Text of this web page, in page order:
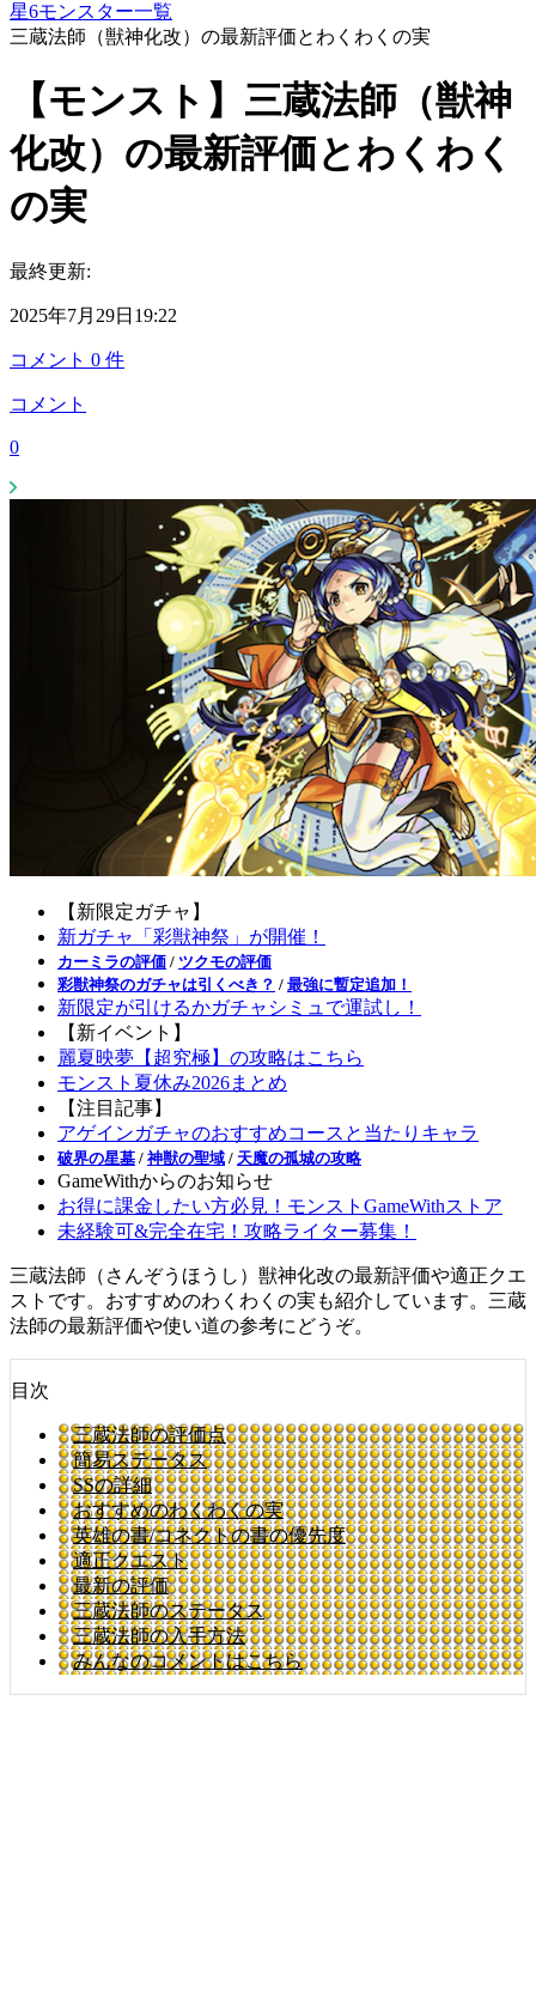
星6モンスター一覧
三蔵法師（獣神化改）の最新評価とわくわくの実
【モンスト】三蔵法師（獣神
化改）の最新評価とわくわく
の実
最終更新:
2025年7月29日19:22
コメント 0 件
コメント
0
【新限定ガチャ】
新ガチャ「彩獣神祭」が開催！
カーミラの評価 / ツクモの評価
彩獣神祭のガチャは引くべき？ / 最強に暫定追加！
新限定が引けるかガチャシミュで運試し！
【新イベント】
麗夏映夢【超究極】の攻略はこちら
モンスト夏休み2026まとめ
【注目記事】
アゲインガチャのおすすめコースと当たりキャラ
破界の星墓 / 神獣の聖域 / 天魔の孤城の攻略
GameWithからのお知らせ
お得に課金したい方必見！モンストGameWithストア
未経験可&完全在宅！攻略ライター募集！
三蔵法師（さんぞうほうし）獣神化改の最新評価や適正クエ
ストです。おすすめのわくわくの実も紹介しています。三蔵
法師の最新評価や使い道の参考にどうぞ。
目次
三蔵法師の評価点
簡易ステータス
SSの詳細
おすすめのわくわくの実
英雄の書/コネクトの書の優先度
適正クエスト
最新の評価
三蔵法師のステータス
三蔵法師の入手方法
みんなのコメントはこちら